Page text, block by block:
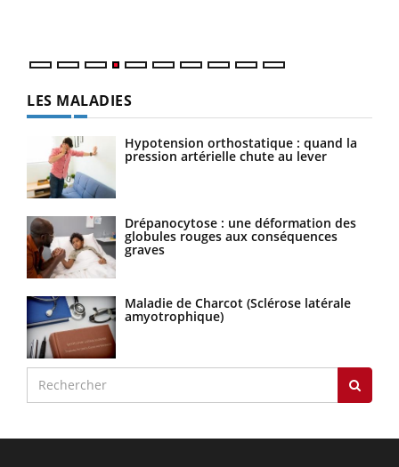
LES MALADIES
Hypotension orthostatique : quand la
pression artérielle chute au lever
Drépanocytose : une déformation des
globules rouges aux conséquences
graves
Maladie de Charcot (Sclérose latérale
amyotrophique)